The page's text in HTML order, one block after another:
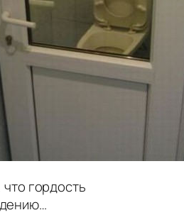
что гордость